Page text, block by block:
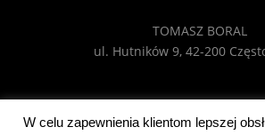
TOMASZ BORAL
ul. Hutników 9, 42-200
tel: +48 602 745 495
W celu zapewnienia klientom lepszej